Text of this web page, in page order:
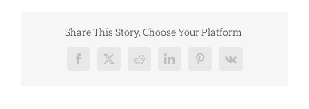
Share This Story, Choose Your Platform!
Facebook
X RedditLinkedInPinterest
Vk